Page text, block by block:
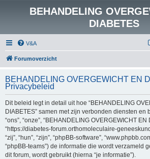
BEHANDELING
DIABETES
V&A
Forumoverzicht
BEHANDELING OVERGEWICHT EN
Privacybeleid
Dit beleid legt in detail uit hoe “BEHANDELING
DIABETES” samen met zijn verbonden diensten en
“ons”, “onze”, “BEHANDELING OVERGEWICHT EN
“https://diabetes-forum.orthomoleculaire-
“zij”, “hun”, “zijn”, “phpBB-software”,
“phpBB-teams”) de informatie die wordt verzameld
dit forum, wordt gebruikt (hierna “je informatie”).